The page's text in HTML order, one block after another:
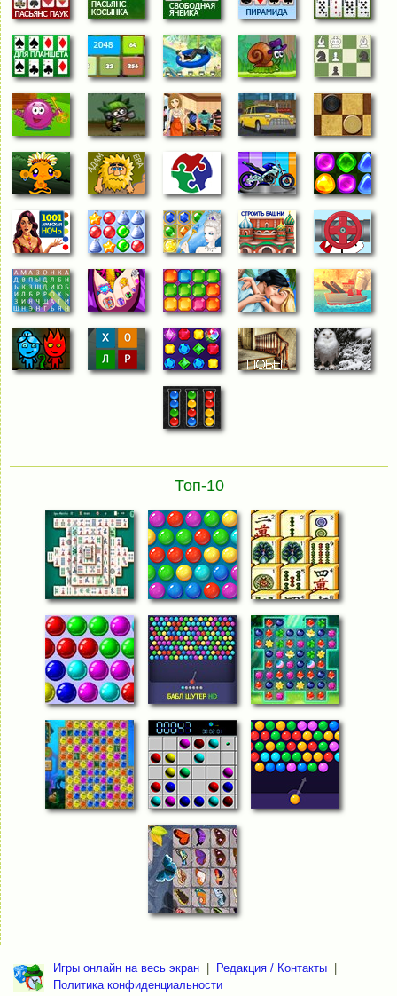
Топ-10
Игры онлайн на весь экран Редакция / Контакты
Политика конфиденциальности